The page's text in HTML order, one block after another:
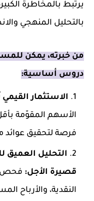
يرتبط بالمخاطرة
بالتحليل المنهجي
من خبرته، يمكن
دروس أساسية:
الاستثمار
الأسهم المقوّمة
فرصة لتحقيق عوائد
التحليل العميق
قصيرة الأجل: فحص
النقدية، والأرباح